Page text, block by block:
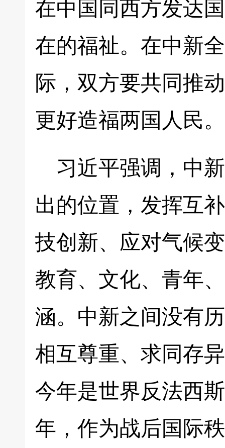
在中国同西方发达
在的福祉。在中新
际，双方要共同推
更好造福两国人民。
习近平强调，中
出的位置，发挥互
技创新、应对气候
教育、文化、青年
涵。中新之间没有
相互尊重、求同存
今年是世界反法西
年，作为战后国际